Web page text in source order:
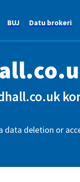
BUJ Datu brokeri
data deletion or